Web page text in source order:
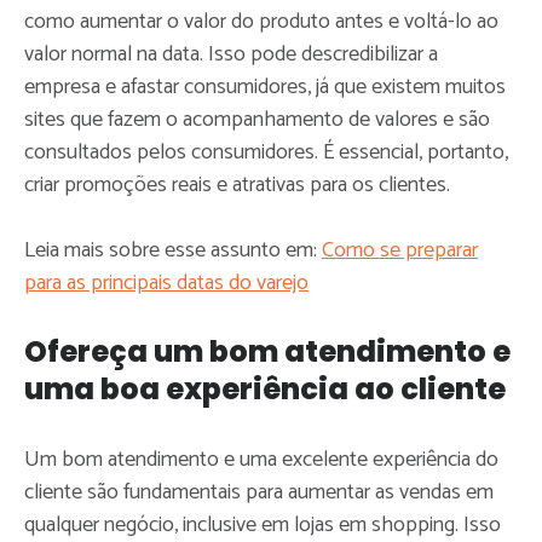
como aumentar o valor do produto antes e voltá-lo ao
valor normal na data. Isso pode descredibilizar a
empresa e afastar consumidores, já que existem muitos
sites que fazem o acompanhamento de valores e são
consultados pelos consumidores. É essencial, portanto,
criar promoções reais e atrativas para os clientes.
Leia mais sobre esse assunto em:Como se preparar
para as principais datas do varejo
Ofereça um bom atendimento e
uma boa experiência ao cliente
Um bom atendimento e uma excelente experiência do
cliente são fundamentais para aumentar as vendas em
qualquer negócio, inclusive em lojas em shopping. Isso